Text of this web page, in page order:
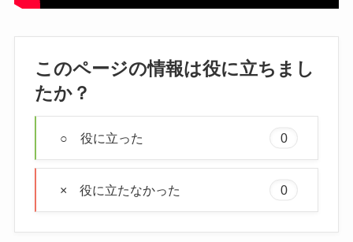
このページの情報は役に立ちまし
たか？
○ 役に立った 0
× 役に立たなかった 0